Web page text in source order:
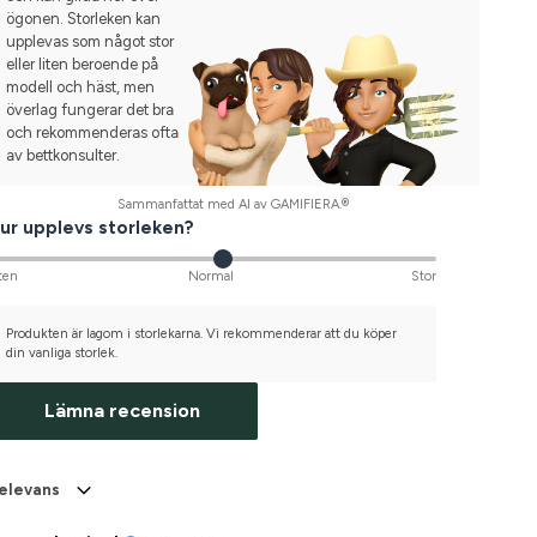
ögonen. Storleken kan
upplevas som något stor
eller liten beroende på
modell och häst, men
överlag fungerar det bra
och rekommenderas ofta
av bettkonsulter.
Sammanfattat med AI av GAMIFIERA.®
upplevs storleken?
Normal Stor
Produkten är lagom i storlekarna. Vi rekommenderar att du köper
din vanliga storlek.
Lämna recension